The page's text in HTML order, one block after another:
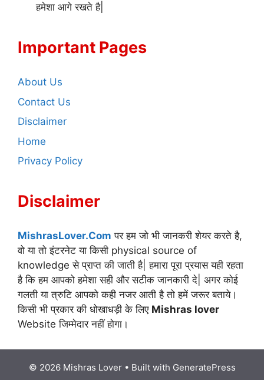
हमेशा आगे रखते है|
Important Pages
About Us
Contact Us
Disclaimer
Home
Privacy Policy
Disclaimer
MishrasLover.Com पर हम जो भी जानकरी शेयर करते है,
वो या तो इंटरनेट या किसी physical source of
knowledge से प्राप्त की जाती है| हमारा पूरा प्रयास यही रहता
है कि हम आपको हमेशा सही और सटीक जानकारी दे| अगर कोई
गलती या त्रुटि आपको कही नजर आती है तो हमें जरूर बताये।
किसी भी प्रकार की धोखाधड़ी के लिए Mishras lover
Website जिम्मेदार नहीं होगा।
© 2026 Mishras Lover• Built with GeneratePress